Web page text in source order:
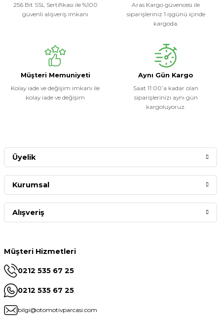
256 Bit SSL Sertifikası ile %100
güvenli alışveriş imkanı
Aras Kargo güvencesi ile
siparişleriniz 1 işgünü içinde
kargoda.
Müşteri Memuniyeti
Kolay iade ve değişim imkanı ile
kolay iade ve değişim
Aynı Gün Kargo
Saat 11:00’a kadar olan
siparişlerinizi aynı gün
kargoluyoruz.
Müşteri Hizmetleri
0212 535 67 25
0212 535 67 25
bilgi@otomotivparcasi.com
Üyelik
Kurumsal
Alışveriş